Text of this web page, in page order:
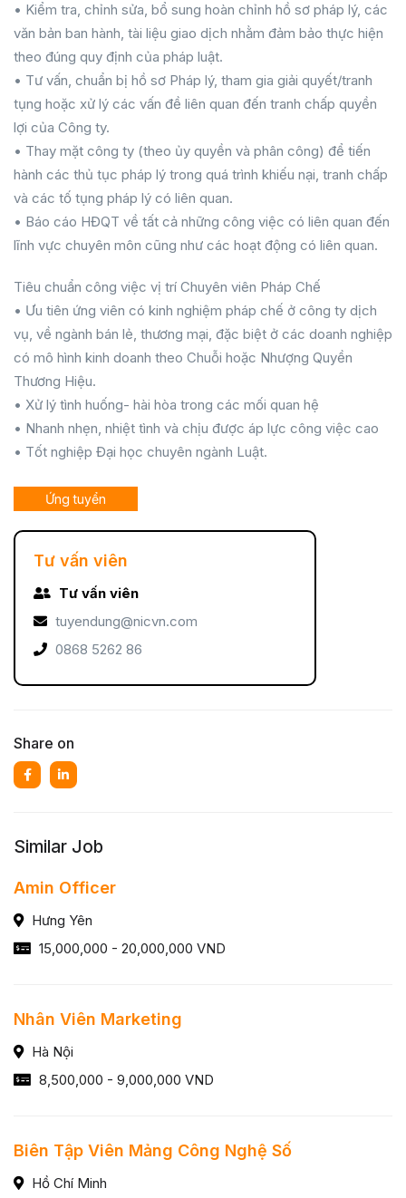
• Kiểm tra, chỉnh sửa, bổ sung hoàn chỉnh hồ sơ pháp lý, các
văn bản ban hành, tài liệu giao dịch nhằm đảm bảo thực hiện
theo đúng quy định của pháp luật.
• Tư vấn, chuẩn bị hồ sơ Pháp lý, tham gia giải quyết/tranh
tụng hoặc xử lý các vấn đề liên quan đến tranh chấp quyền
lợi của Công ty.
• Thay mặt công ty (theo ủy quyền và phân công) để tiến
hành các thủ tục pháp lý trong quá trình khiếu nại, tranh chấp
và các tố tụng pháp lý có liên quan.
• Báo cáo HĐQT về tất cả những công việc có liên quan đến
lĩnh vực chuyên môn cũng như các hoạt động có liên quan.
Tiêu chuẩn công việc vị trí Chuyên viên Pháp Chế
• Ưu tiên ứng viên có kinh nghiệm pháp chế ở công ty dịch
vụ, về ngành bán lẻ, thương mại, đặc biệt ở các doanh nghiệp
có mô hình kinh doanh theo Chuỗi hoặc Nhượng Quyền
Thương Hiệu.
• Xử lý tình huống- hài hòa trong các mối quan hệ
• Nhanh nhẹn, nhiệt tình và chịu được áp lực công việc cao
• Tốt nghiệp Đại học chuyên ngành Luật.
Ứng tuyển
Tư vấn viên
Tư vấn viên
tuyendung@nicvn.com
0868 5262 86
Share on
Similar Job
Amin Officer
Hưng Yên
15,000,000 - 20,000,000 VND
Nhân Viên Marketing
Hà Nội
8,500,000 - 9,000,000 VND
Biên Tập Viên Mảng Công Nghệ Số
Hồ Chí Minh